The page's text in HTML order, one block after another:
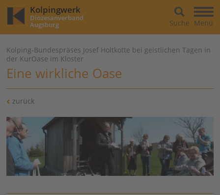
Kolpingwerk
Diözesanverband
Augsburg Menü
Suche
Kolping-Bundespräses Josef Holtkotte bei geistlichen Tagen in
der KurOase im Kloster
Eine wirkliche Oase
zurück